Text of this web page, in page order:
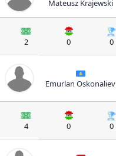
Mateusz Krajewski
2 0 0
Emurlan Oskonaliev
4 0 0